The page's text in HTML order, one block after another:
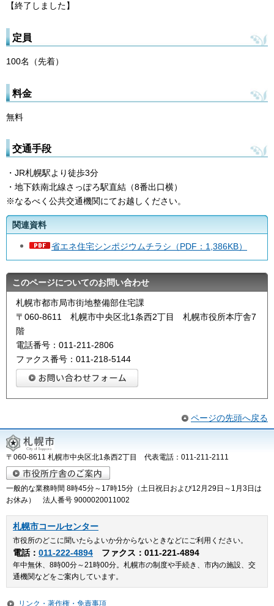
【終了しました】
定員
100名（先着）
料金
無料
交通手段
・JR札幌駅より徒歩3分
・地下鉄南北線さっぽろ駅直結（8番出口横）
※なるべく公共交通機関にてお越しください。
関連資料
省エネ住宅シンポジウムチラシ（PDF：1,386KB）
このページについてのお問い合わせ
札幌市都市局市街地整備部住宅課
〒060-8611 札幌市中央区北1条西2丁目 札幌市役所本庁舎7
階
電話番号：011-211-2806
ファクス番号：011-218-5144
ページの先頭へ戻る
〒060-8611 札幌市中央区北1条西2丁目 代表電話：011-211-2111
一般的な業務時間 8時45分～17時15分（土日祝日および12月29日～1月3日は
お休み） 法人番号 9000020011002
札幌市コールセンター
市役所のどこに聞いたらよいか分からないときなどにご利用ください。
電話： 011-222-4894 ファクス：011-221-4894
年中無休、8時00分～21時00分。札幌市の制度や手続き、市内の施設、交
通機関などをご案内しています。
リンク・著作権・免責事項